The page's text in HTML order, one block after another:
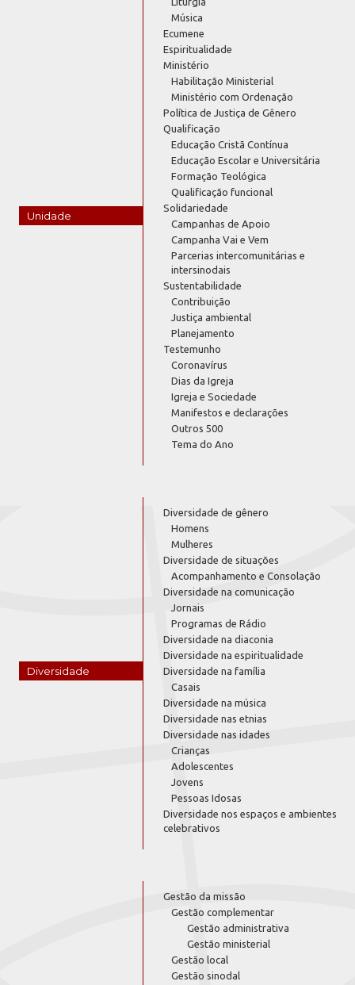
Unidade
Música
Ecumene
Espiritualidade
Ministério
Habilitação Ministerial
Ministério com Ordenação
Política de Justiça de Gênero
Qualificação
Educação Cristã Contínua
Educação Escolar e Universitária
Formação Teológica
Qualificação funcional
Solidariedade
Campanhas de Apoio
Campanha Vai e Vem
Parcerias intercomunitárias e
intersinodais
Sustentabilidade
Contribuição
Justiça ambiental
Planejamento
Testemunho
Coronavírus
Dias da Igreja
Igreja e Sociedade
Manifestos e declarações
Outros 500
Tema do Ano
Diversidade
Diversidade de gênero
Homens
Mulheres
Diversidade de situações
Acompanhamento e Consolação
Diversidade na comunicação
Jornais
Programas de Rádio
Diversidade na diaconia
Diversidade na espiritualidade
Diversidade na família
Casais
Diversidade na música
Diversidade nas etnias
Diversidade nas idades
Crianças
Adolescentes
Jovens
Pessoas Idosas
Diversidade nos espaços e ambientes
celebrativos
Gestão da missão
Gestão complementar
Gestão administrativa
Gestão ministerial
Gestão local
Gestão sinodal